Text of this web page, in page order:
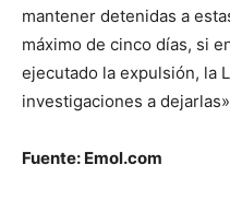
mantener detenidas a
máximo de cinco días, si
ejecutado la expulsión, la
investigaciones a
Fuente: Emol.com